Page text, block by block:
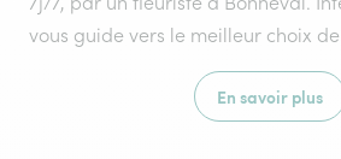
vous guide vers le meilleur choix
En savoir plus